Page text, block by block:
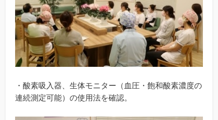
・酸素吸入器、生体モニター（血圧・飽和酸素濃度の
連続測定可能）の使用法を確認。